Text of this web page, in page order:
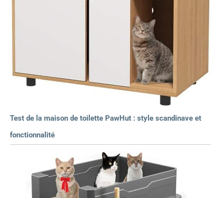
Test de la maison de toilette PawHut : style scandinave et
fonctionnalité